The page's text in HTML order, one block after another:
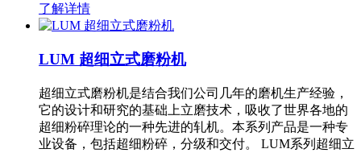
了解详情
LUM 超细立式磨粉机
超细立式磨粉机是结合我们公司几年的磨机生产经验，
它的设计和研究的基础上立磨技术，吸收了世界各地的
超细粉碎理论的一种先进的轧机。本系列产品是一种专
业设备，包括超细粉碎，分级和交付。 LUM系列超细立